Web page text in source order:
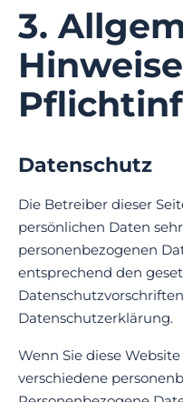
3.
Datenschutz
Die Betreiber dieser
persönlichen Daten
personenbezogenen
entsprechend den
Datenschutzerklärung.
Wenn Sie diese
verschiedene